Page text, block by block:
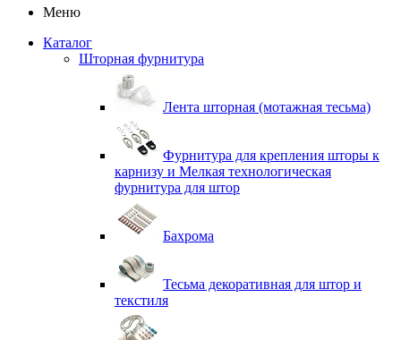
Меню
Каталог
Шторная фурнитура
Лента шторная (мотажная тесьма)
Фурнитура для крепления шторы к
карнизу и Мелкая технологическая
фурнитура для штор
Бахрома
Тесьма декоративная для штор и
текстиля